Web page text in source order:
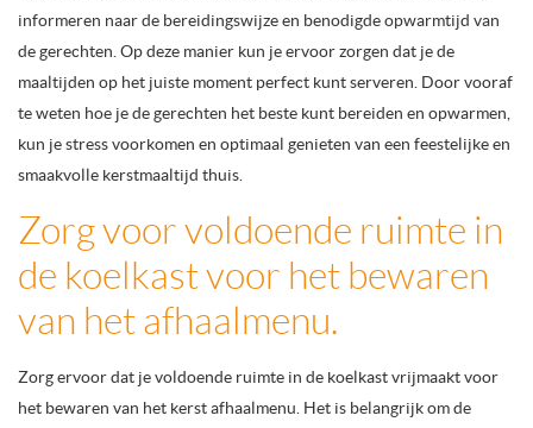
informeren naar de bereidingswijze en benodigde opwarmtijd van
de gerechten. Op deze manier kun je ervoor zorgen dat je de
maaltijden op het juiste moment perfect kunt serveren. Door vooraf
te weten hoe je de gerechten het beste kunt bereiden en opwarmen,
kun je stress voorkomen en optimaal genieten van een feestelijke en
smaakvolle kerstmaaltijd thuis.
Zorg voor voldoende ruimte in
de koelkast voor het bewaren
van het afhaalmenu.
Zorg ervoor dat je voldoende ruimte in de koelkast vrijmaakt voor
het bewaren van het kerst afhaalmenu. Het is belangrijk om de